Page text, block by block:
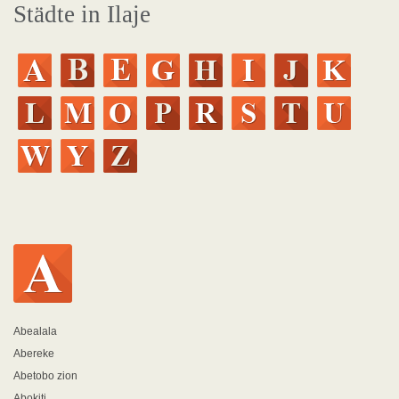
Städte in Ilaje
Abealala
Abereke
Abetobo zion